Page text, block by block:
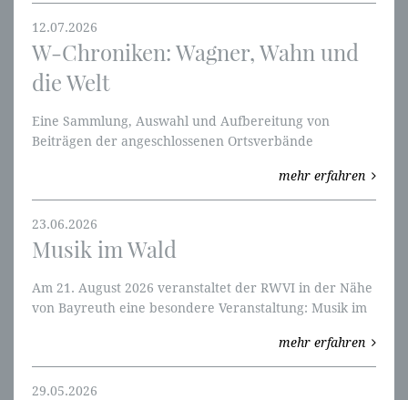
12.07.2026
W-Chroniken: Wagner, Wahn und
die Welt
Eine Sammlung, Auswahl und Aufbereitung von
Beiträgen der angeschlossenen Ortsverbände
Nibelungen und mit W-Perspektiven an.mehr erfahren
23.06.2026
Musik im Wald
Am 21. August 2026 veranstaltet der RWVI in der Nähe
von Bayreuth eine besondere Veranstaltung: Musik im
mehr erfahren
29.05.2026